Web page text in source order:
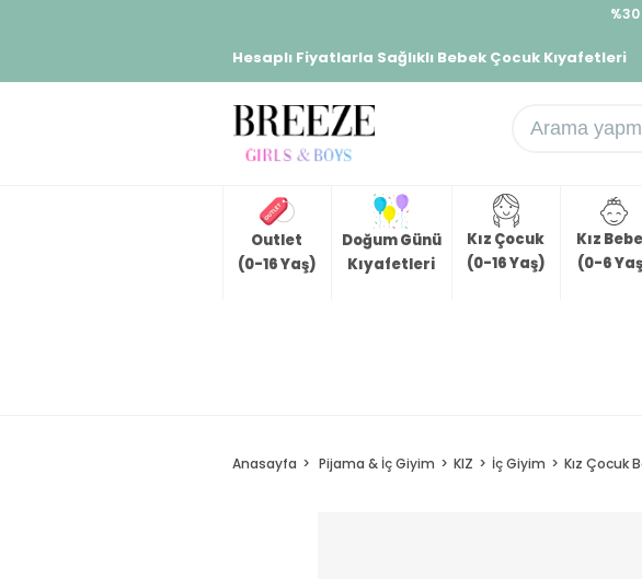
Hesaplı Fiyatlarla Sağlıklı Bebek Çocuk Kıyafetleri
Outlet
(0-16 Yaş)
Doğum Günü
Kıyafetleri
Kız Çocuk
(0-16 Yaş)
Kız
(0-6
Anasayfa Pijama & İç Giyim KIZ İç Giyim Kız Çocuk